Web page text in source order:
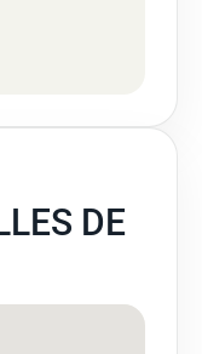
DE